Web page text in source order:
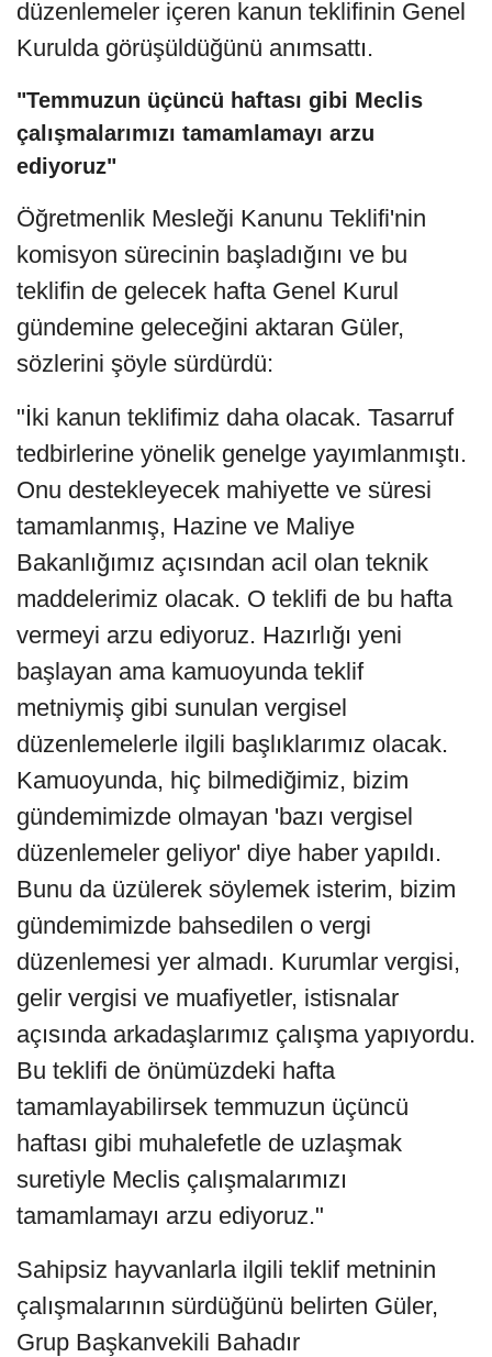
düzenlemeler içeren kanun teklifinin Genel
Kurulda görüşüldüğünü anımsattı.
"Temmuzun üçüncü haftası gibi Meclis
çalışmalarımızı tamamlamayı arzu
ediyoruz"
Öğretmenlik Mesleği Kanunu Teklifi'nin
komisyon sürecinin başladığını ve bu
teklifin de gelecek hafta Genel Kurul
gündemine geleceğini aktaran Güler,
sözlerini şöyle sürdürdü:
"İki kanun teklifimiz daha olacak. Tasarruf
tedbirlerine yönelik genelge yayımlanmıştı.
Onu destekleyecek mahiyette ve süresi
tamamlanmış, Hazine ve Maliye
Bakanlığımız açısından acil olan teknik
maddelerimiz olacak. O teklifi de bu hafta
vermeyi arzu ediyoruz. Hazırlığı yeni
başlayan ama kamuoyunda teklif
metniymiş gibi sunulan vergisel
düzenlemelerle ilgili başlıklarımız olacak.
Kamuoyunda, hiç bilmediğimiz, bizim
gündemimizde olmayan 'bazı vergisel
düzenlemeler geliyor' diye haber yapıldı.
Bunu da üzülerek söylemek isterim, bizim
gündemimizde bahsedilen o vergi
düzenlemesi yer almadı. Kurumlar vergisi,
gelir vergisi ve muafiyetler, istisnalar
açısında arkadaşlarımız çalışma yapıyordu.
Bu teklifi de önümüzdeki hafta
tamamlayabilirsek temmuzun üçüncü
haftası gibi muhalefetle de uzlaşmak
suretiyle Meclis çalışmalarımızı
tamamlamayı arzu ediyoruz."
Sahipsiz hayvanlarla ilgili teklif metninin
çalışmalarının sürdüğünü belirten Güler,
Grup Başkanvekili Bahadır